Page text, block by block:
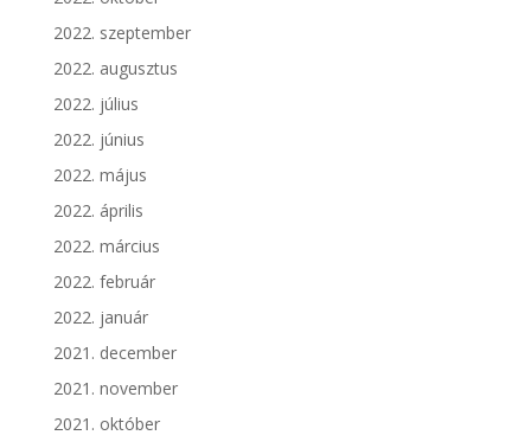
2022. szeptember
2022. augusztus
2022. július
2022. június
2022. május
2022. április
2022. március
2022. február
2022. január
2021. december
2021. november
2021. október